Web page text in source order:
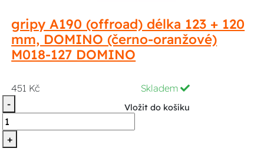
gripy A190 (offroad) délka 123 + 120
mm, DOMINO (černo-oranžové)
M018-127 DOMINO
451 Kč
Skladem
-
+
Vložit do košíku